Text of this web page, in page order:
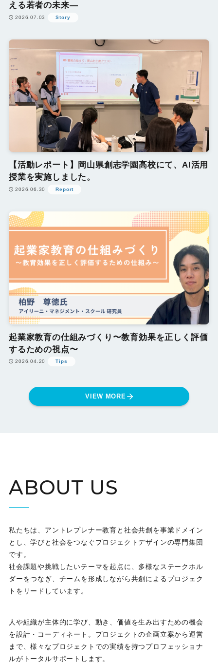
える若者の未来―
2026.07.03 Story
【活動レポート】岡山県創志学園高校にて、AI活用
授業を実施しました。
2026.06.30 Report
起業家教育の仕組みづくり〜教育効果を正しく評価
するための視点〜
2026.04.20 Tips
VIEW MORE
ABOUT US
私たちは、アントレプレナー教育と社会共創を事業ドメイン
とし、学びと社会をつなぐプロジェクトデザインの専門集団
です。
社会課題や挑戦したいテーマを起点に、多様なステークホル
ダーをつなぎ、チームを形成しながら共創によるプロジェク
トをリードしています。
人や組織が主体的に学び、動き、価値を生み出すための機会
を設計・コーディネート。プロジェクトの企画立案から運営
まで、様々なプロジェクトでの実績を持つプロフェッショナ
ルがトータルサポートします。